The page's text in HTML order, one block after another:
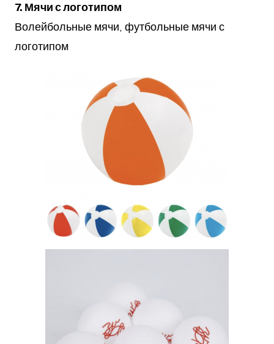
7. Мячи с логотипом
Волейбольные мячи, футбольные мячи с
логотипом